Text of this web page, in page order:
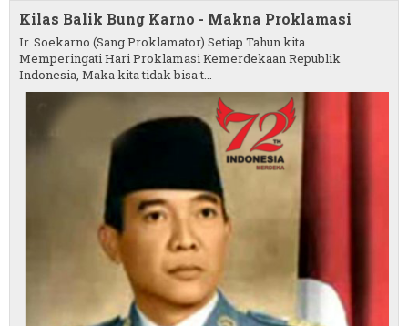
Kilas Balik Bung Karno - Makna Proklamasi
Ir. Soekarno (Sang Proklamator) Setiap Tahun kita
Memperingati Hari Proklamasi Kemerdekaan Republik
Indonesia, Maka kita tidak bisa t...